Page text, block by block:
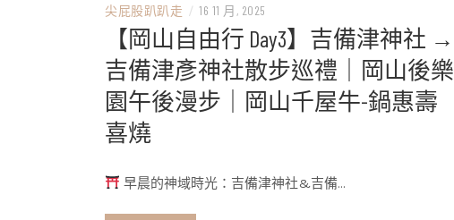
尖屁股趴趴走 / 16 11 月, 2025
【岡山自由行 Day3】吉備津神社 →
吉備津彥神社散步巡禮｜岡山後樂
園午後漫步｜岡山千屋牛-鍋惠壽
喜燒
早晨的神域時光：吉備津神社&吉備…